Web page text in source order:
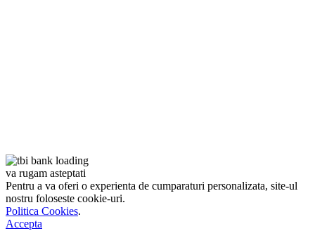
va rugam asteptati
Pentru a va oferi o experienta de cumparaturi personalizata, site-ul
nostru foloseste cookie-uri.
Politica Cookies.
Accepta